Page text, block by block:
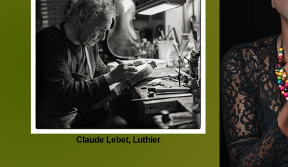
Claude Lebet, Luthier